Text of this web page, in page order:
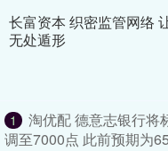
长富资本 织密监管网络
无处遁形
1
淘优配 德意志银行将
调至7000点 此前预期为